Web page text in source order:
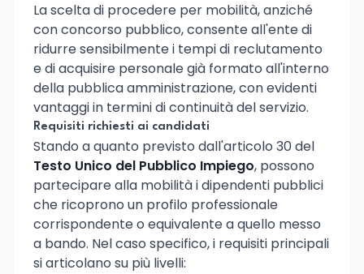
La scelta di procedere per mobilità, anziché
con concorso pubblico, consente all'ente di
ridurre sensibilmente i tempi di reclutamento
e di acquisire personale già formato all'interno
della pubblica amministrazione, con evidenti
vantaggi in termini di continuità del servizio.
Requisiti richiesti ai candidati
Stando a quanto previsto dall'articolo 30 del
Testo Unico del Pubblico Impiego, possono
partecipare alla mobilità i dipendenti pubblici
che ricoprono un profilo professionale
corrispondente o equivalente a quello messo
a bando. Nel caso specifico, i requisiti principali
si articolano su più livelli: